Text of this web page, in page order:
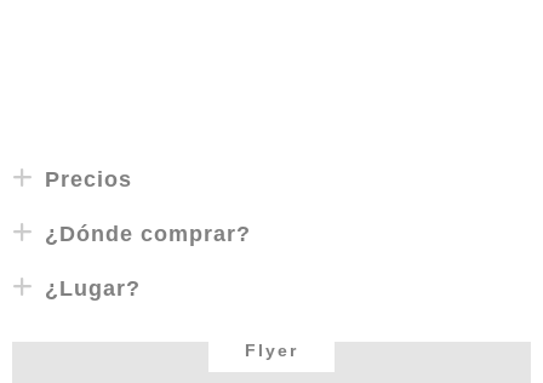
Precios
¿Dónde comprar?
¿Lugar?
Flyer